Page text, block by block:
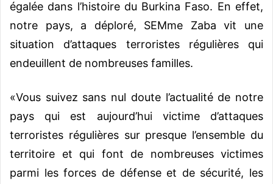
égalée dans l’histoire du Burkina Faso. En effet,
notre pays, a déploré, SEMme Zaba vit une
situation d’attaques terroristes régulières qui
endeuillent de nombreuses familles.
«Vous suivez sans nul doute l’actualité de notre
pays qui est aujourd’hui victime d’attaques
terroristes régulières sur presque l’ensemble du
territoire et qui font de nombreuses victimes
parmi les forces de défense et de sécurité, les